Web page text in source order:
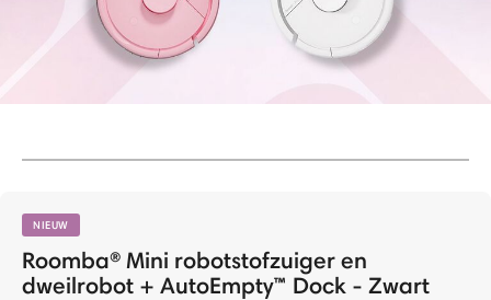
NIEUW
Roomba® Mini robotstofzuiger en
dweilrobot + AutoEmpty™ Dock - Zwart